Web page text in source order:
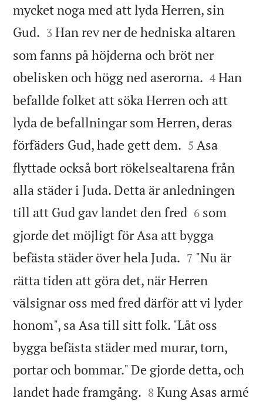
mycket noga med att lyda Herren, sin
Gud. 

3 Han rev ner de hedniska altaren
som fanns på höjderna och bröt ner
obelisken och högg ned aserorna. 

4 Han
befallde folket att söka Herren och att
lyda de befallningar som Herren, deras
förfäders Gud, hade gett dem. 

5 Asa
flyttade också bort rökelsealtarena från
alla städer i Juda. Detta är anledningen
till att Gud gav landet den fred 

6 som
gjorde det möjligt för Asa att bygga
befästa städer över hela Juda. 

7 "Nu är
rätta tiden att göra det, när Herren
välsignar oss med fred därför att vi lyder
honom", sa Asa till sitt folk. "Låt oss
bygga befästa städer med murar, torn,
portar och bommar." De gjorde detta, och
landet hade framgång. 

8 Kung Asas armé